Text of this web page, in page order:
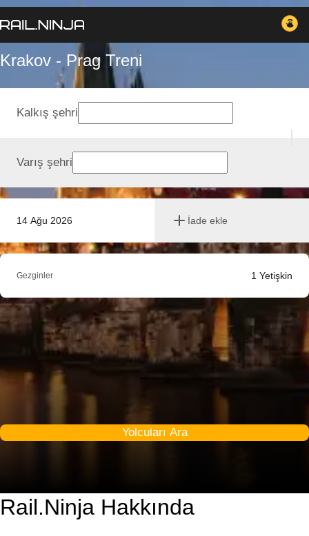
Krakov - Prag Treni
14 Ağu 2026 İade ekle
Kalkış şehri
Varış şehri
Gezginler 1 Yetişkin
Yolcuları Ara
Rail.Ninja Hakkında